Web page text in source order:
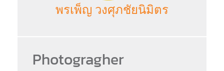
พรเพ็ญ วงศุภชัยนิมิตร
Photogragher